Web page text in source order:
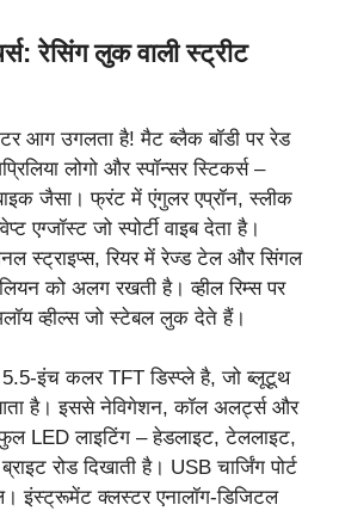
रेसिंग लुक वाली स्ट्रीट
आग उगलता है! मैट ब्लैक बॉडी पर रेड
लोगो और स्पॉन्सर स्टिकर्स –
जैसा। फ्रंट में एंगुलर एप्रॉन, स्लीक
एग्जॉस्ट जो स्पोर्टी वाइब देता है।
स्ट्राइप्स, रियर में रेज्ड टेल और सिंगल
को अलग रखती है। व्हील रिम्स पर
व्हील्स जो स्टेबल लुक देते हैं।
5.5-इंच कलर TFT डिस्प्ले है, जो ब्लूटूथ
है। इससे नेविगेशन, कॉल अलर्ट्स और
LED लाइटिंग – हेडलाइट, टेललाइट,
रोड दिखाती है। USB चार्जिंग पोर्ट
इंस्ट्रूमेंट क्लस्टर एनालॉग-डिजिटल